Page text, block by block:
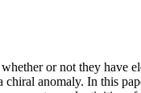
or not they have
anomaly. In this